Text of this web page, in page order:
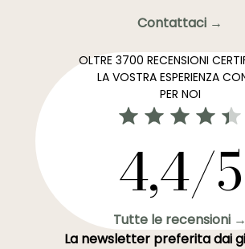
Contattaci →
OLTRE 3700 RECENSIONI
LA VOSTRA ESPERIENZA
PER NOI
4,4/5
Tutte le recensioni →
La newsletter preferita dai